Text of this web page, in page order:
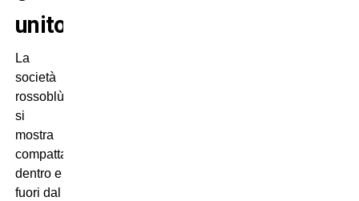
unito
La
società
rossoblù
si
mostra
compatta
dentro e
fuori dal